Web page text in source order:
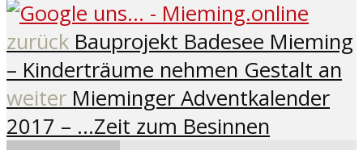
zurück Bauprojekt Badesee Mieming
– Kinderträume nehmen Gestalt an
weiter Mieminger Adventkalender
2017 – …Zeit zum Besinnen